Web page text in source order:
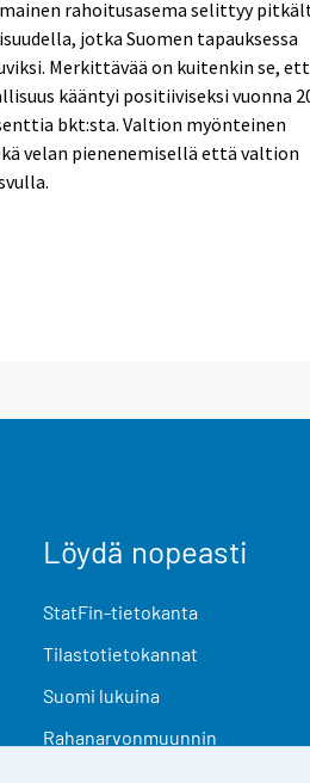
rahoitusasema selittyy
jotka Suomen tapauksessa
Merkittävää on kuitenkin se,
kääntyi positiiviseksi vuonna
bkt:sta. Valtion myönteinen
velan pienenemisellä että valtion
Löydä nopeasti
StatFin-tietokanta
Tilastotietokannat
Suomi lukuina
Rahanarvonmuunnin